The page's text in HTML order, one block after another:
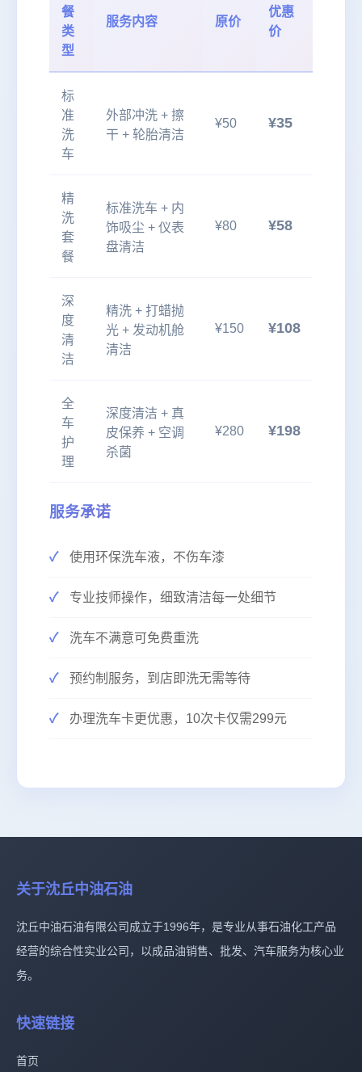
餐
类
型
服务内容 原价
优惠
价
标
准
洗
车
外部冲洗 + 擦
干 + 轮胎清洁
¥50 ¥35
精
洗
套
餐
标准洗车 + 内
饰吸尘 + 仪表
盘清洁
¥80 ¥58
深
度
清
洁
精洗 + 打蜡抛
光 + 发动机舱
清洁
¥150 ¥108
全
车
护
理
深度清洁 + 真
皮保养 + 空调
杀菌
¥280 ¥198
服务承诺
使用环保洗车液，不伤车漆
专业技师操作，细致清洁每一处细节
洗车不满意可免费重洗
预约制服务，到店即洗无需等待
办理洗车卡更优惠，10次卡仅需299元
关于沈丘中油石油
沈丘中油石油有限公司成立于1996年，是专业从事石油化工产品
经营的综合性实业公司，以成品油销售、批发、汽车服务为核心业
务。
快速链接
首页